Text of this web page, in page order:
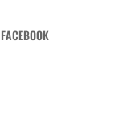
FACEBOOK